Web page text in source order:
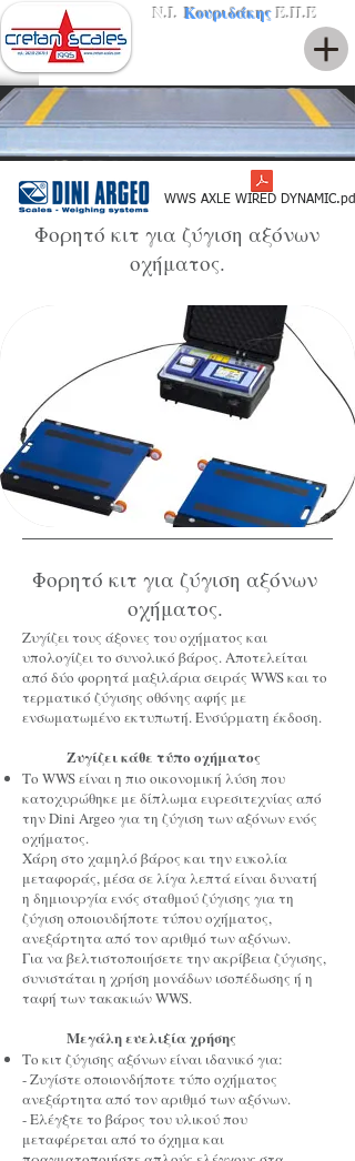
Ν.Ι.ΚουριδάκηςΕ.Π.Ε
WWS AXLE WIRED DYNAMIC.pdf
Φορητό κιτ για ζύγιση αξόνων
οχήματος.
Φορητό κιτ για ζύγιση αξόνων
οχήματος.
Ζυγίζει τους άξονες του οχήματος και
υπολογίζει το συνολικό βάρος. Αποτελείται
από δύο φορητά μαξιλάρια σειράς WWS και το
τερματικό ζύγισης οθόνης αφής με
ενσωματωμένο εκτυπωτή. Ενσύρματη έκδοση.
Ζυγίζει κάθε τύπο οχήματος
Το WWS είναι η πιο οικονομική λύση που
κατοχυρώθηκε με δίπλωμα ευρεσιτεχνίας από
την Dini Argeo για τη ζύγιση των αξόνων ενός
οχήματος.
Χάρη στο χαμηλό βάρος και την ευκολία
μεταφοράς, μέσα σε λίγα λεπτά είναι δυνατή
η δημιουργία ενός σταθμού ζύγισης για τη
ζύγιση οποιουδήποτε τύπου οχήματος,
ανεξάρτητα από τον αριθμό των αξόνων.
Για να βελτιστοποιήσετε την ακρίβεια ζύγισης,
συνιστάται η χρήση μονάδων ισοπέδωσης ή η
ταφή των τακακιών WWS.
Μεγάλη ευελιξία χρήσης
Το κιτ ζύγισης αξόνων είναι ιδανικό για:
- Ζυγίστε οποιονδήποτε τύπο οχήματος
ανεξάρτητα από τον αριθμό των αξόνων.
- Ελέγξτε το βάρος του υλικού που
μεταφέρεται από το όχημα και